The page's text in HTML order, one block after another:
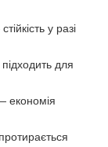
у разі
для
економія